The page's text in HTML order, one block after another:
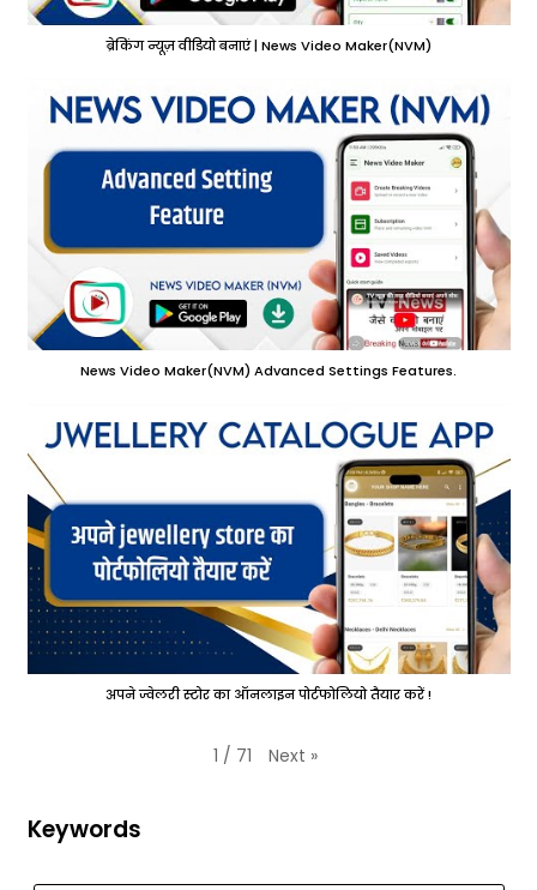
ब्रेकिंग न्यूज़ वीडियो बनाएं | News Video Maker(NVM)
News Video Maker(NVM) Advanced Settings Features.
अपने ज्वेलरी स्टोर का ऑनलाइन पोर्टफोलियो तैयार करें !
1 / 71 Next »
Keywords